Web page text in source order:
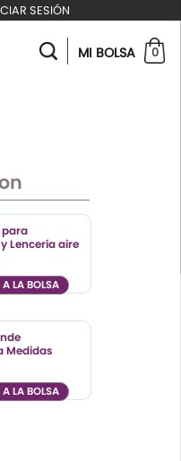
SESIÓN
MI BOLSA 0
Lencería aire
Talla
LA BOLSA
Medidas
LA BOLSA